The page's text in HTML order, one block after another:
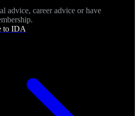
advice, career advice or have
to IDA